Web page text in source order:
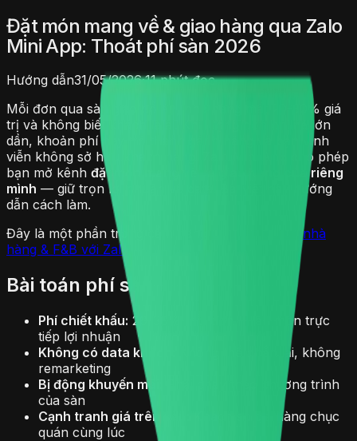
Đặt món mang về & giao hàng qua Zalo
Mini App: Thoát phí sàn 2026
Hướng dẫn31/05/2026·11 phút đọc
Mỗi đơn qua sàn giao đồ ăn, nhà hàng mất 20-30% giá
trị và không biết khách là ai. Khi lượng đơn online lớn
dần, khoản phí này trở thành gánh nặng và bạn vĩnh
viễn không sở hữu khách hàng. Zalo Mini App cho phép
bạn mở kênh đặt món mang về và giao hàng của riêng
mình — giữ trọn lợi nhuận và data. Bài viết này hướng
dẫn cách làm.
Đây là một phần trong cẩm nang
Chuyển đổi số nhà
hàng & F&B với Zalo Mini App
Bài toán phí sàn
Phí chiết khấu: 20-30% mỗi đơn — ăn mòn trực
tiếp lợi nhuận
Không có data khách:
Không thể nhắn lại, không
remarketing
Bị động khuyến mãi:
Phải chạy theo chương trình
của sàn
Cạnh tranh giá trên sàn:
Khách so giá hàng chục
quán cùng lúc